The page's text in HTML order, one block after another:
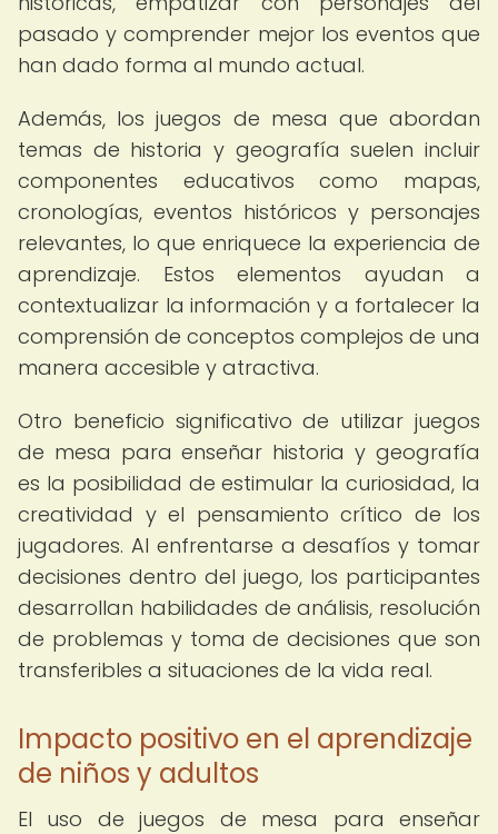
pasado y comprender mejor los eventos que
han dado forma al mundo actual.
Además, los juegos de mesa que abordan
temas de historia y geografía suelen incluir
componentes educativos como mapas,
cronologías, eventos históricos y personajes
relevantes, lo que enriquece la experiencia de
aprendizaje. Estos elementos ayudan a
contextualizar la información y a fortalecer la
comprensión de conceptos complejos de una
manera accesible y atractiva.
Otro beneficio significativo de utilizar juegos
de mesa para enseñar historia y geografía
es la posibilidad de estimular la curiosidad, la
creatividad y el pensamiento crítico de los
jugadores. Al enfrentarse a desafíos y tomar
decisiones dentro del juego, los participantes
desarrollan habilidades de análisis, resolución
de problemas y toma de decisiones que son
transferibles a situaciones de la vida real.
Impacto positivo en el aprendizaje
de niños y adultos
El uso de juegos de mesa para enseñar